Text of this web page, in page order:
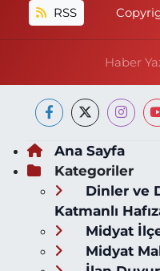
RSS
Haber
Ana Sayfa
Kategoriler
Dinler ve
Katmanlı
Midyat
Midyat